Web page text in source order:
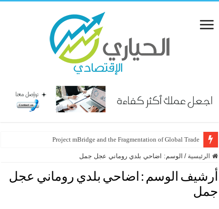
Project mBridge and the Fragmentation of Global Trade
الرئيسية / الوسم: اضاحي بلدي روماني عجل جمل
أرشيف الوسم : اضاحي بلدي روماني عجل
جمل